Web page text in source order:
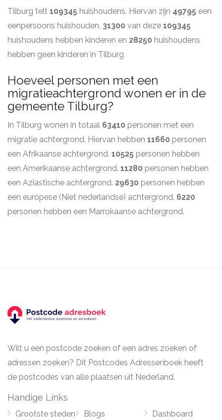
Tilburg telt 109345 huishoudens. Hiervan zijn 49795 een
eenpersoons huishouden. 31300 van deze 109345
huishoudens hebben kinderen en 28250 huishoudens
hebben geen kinderen in Tilburg
Hoeveel personen met een
migratieachtergrond wonen er in de
gemeente Tilburg?
In Tilburg wonen in totaal 63410 personen met een
migratie achtergrond. Hiervan hebben 11660 personen
een Afrikaanse achtergrond. 10525 personen hebben
een Amerikaanse achtergrond. 11280 personen hebben
een Aziastische achtergrond. 29630 personen hebben
een europese (Niet nederlandse) achtergrond. 6220
personen hebben een Marrokaanse achtergrond.
Wilt u een postcode zoeken of een adres zoeken of
adressen zoeken? Dit Postcodes Adressenboek heeft
de postcodes van alle plaatsen uit Nederland.
Handige Links
Grootste steden Blogs Dashboard